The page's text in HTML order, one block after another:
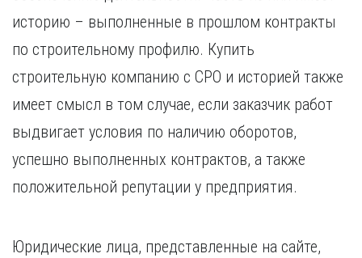
историю – выполненные в прошлом контракты
по строительному профилю. Купить
строительную компанию с СРО и историей также
имеет смысл в том случае, если заказчик работ
выдвигает условия по наличию оборотов,
успешно выполненных контрактов, а также
положительной репутации у предприятия.
Юридические лица, представленные на сайте,